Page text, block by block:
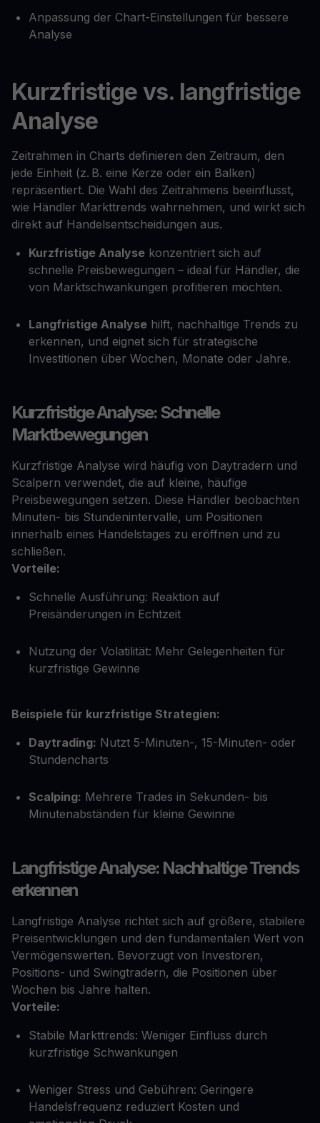
Anpassung der Chart-Einstellungen für bessere
Analyse
Kurzfristige vs. langfristige
Analyse
Zeitrahmen in Charts definieren den Zeitraum, den
jede Einheit (z. B. eine Kerze oder ein Balken)
repräsentiert. Die Wahl des Zeitrahmens beeinflusst,
wie Händler Markttrends wahrnehmen, und wirkt sich
direkt auf Handelsentscheidungen aus.
Kurzfristige Analyse konzentriert sich auf
schnelle Preisbewegungen – ideal für Händler, die
von Marktschwankungen profitieren möchten.
Langfristige Analyse hilft, nachhaltige Trends zu
erkennen, und eignet sich für strategische
Investitionen über Wochen, Monate oder Jahre.
Kurzfristige Analyse: Schnelle
Marktbewegungen
Kurzfristige Analyse wird häufig von Daytradern und
Scalpern verwendet, die auf kleine, häufige
Preisbewegungen setzen. Diese Händler beobachten
Minuten- bis Stundenintervalle, um Positionen
innerhalb eines Handelstages zu eröffnen und zu
schließen.
Vorteile:
Schnelle Ausführung: Reaktion auf
Preisänderungen in Echtzeit
Nutzung der Volatilität: Mehr Gelegenheiten für
kurzfristige Gewinne
Beispiele für kurzfristige Strategien:
Daytrading: Nutzt 5-Minuten-, 15-Minuten- oder
Stundencharts
Scalping: Mehrere Trades in Sekunden- bis
Minutenabständen für kleine Gewinne
Langfristige Analyse: Nachhaltige Trends
erkennen
Langfristige Analyse richtet sich auf größere, stabilere
Preisentwicklungen und den fundamentalen Wert von
Vermögenswerten. Bevorzugt von Investoren,
Positions- und Swingtradern, die Positionen über
Wochen bis Jahre halten.
Vorteile:
Stabile Markttrends: Weniger Einfluss durch
kurzfristige Schwankungen
Weniger Stress und Gebühren: Geringere
Handelsfrequenz reduziert Kosten und